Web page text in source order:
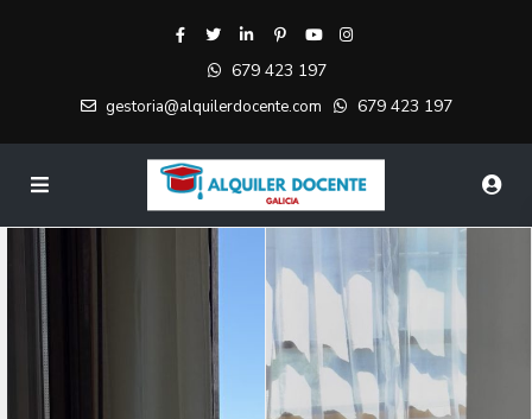
679 423 197
gestoria@alquilerdocente.com 679 423 197